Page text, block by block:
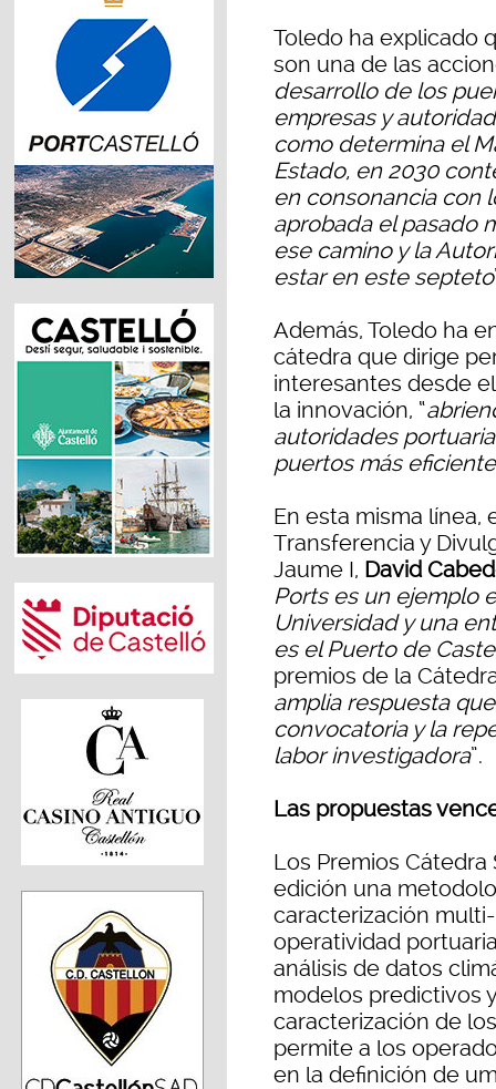
Toledo ha explicado
son una de las
desarrollo de los
empresas y
como determina el
Estado, en 2030
en consonancia con
aprobada el pasado
ese camino y la
estar en este septeto
Además, Toledo ha
cátedra que dirige
interesantes desde
la innovación, “
autoridades
puertos más
En esta misma línea,
Transferencia y
Jaume I, David
Ports es un ejemplo
Universidad y una
es el Puerto de
premios de la
amplia respuesta
convocatoria y la
labor investigadora”.
Las propuestas
Los Premios
edición una
caracterización
operatividad
análisis de datos
modelos predictivos
caracterización de
permite a los
en la definición de